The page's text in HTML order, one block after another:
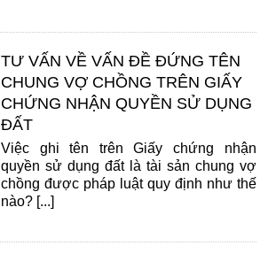
TƯ VẤN VỀ VẤN ĐỀ ĐỨNG TÊN
CHUNG VỢ CHỒNG TRÊN GIẤY
CHỨNG NHẬN QUYỀN SỬ DỤNG
ĐẤT
Việc ghi tên trên Giấy chứng nhận
quyền sử dụng đất là tài sản chung vợ
chồng được pháp luật quy định như thế
nào? [...]